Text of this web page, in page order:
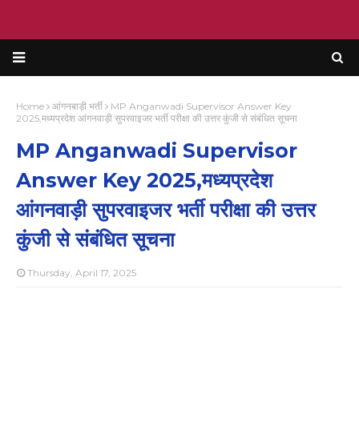
Home आंगनबाड़ी भर्ती
MP Anganwadi Supervisor Answer Key
2025,मध्यप्रदेश आंगनवाड़ी सुपरवाइजर भर्ती परीक्षा की उत्तर कुंजी से संबंधित सूचना
MP Anganwadi Supervisor
Answer Key 2025,मध्यप्रदेश
आंगनवाड़ी सुपरवाइजर भर्ती परीक्षा की उत्तर
कुंजी से संबंधित सूचना
Thursday, April 17, 2025